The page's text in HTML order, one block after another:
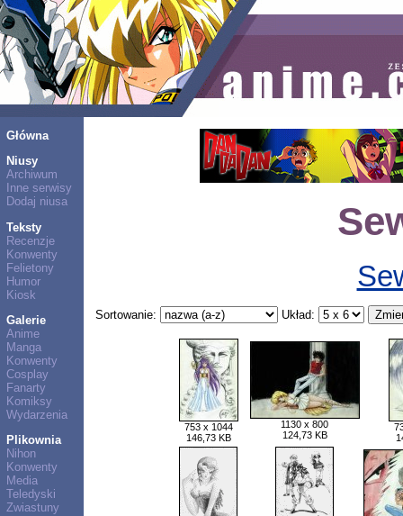
Główna
Niusy
Archiwum
Inne serwisy
Dodaj niusa
Teksty
Recenzje
Konwenty
Felietony
Humor
Kiosk
Galerie
Anime
Manga
Konwenty
Cosplay
Fanarty
Komiksy
Wydarzenia
Plikownia
Nihon
Konwenty
Media
Teledyski
Zwiastuny
Sortowanie: Układ:
753 x 1044
146,73 KB
1130 x 800
124,73 KB